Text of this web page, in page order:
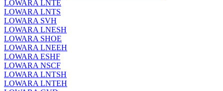
LOWARA LNTE
LOWARA LNTS
LOWARA SVH
LOWARA LNESH
LOWARA SHOE
LOWARA LNEEH
LOWARA ESHF
LOWARA NSCF
LOWARA LNTSH
LOWARA LNTEH